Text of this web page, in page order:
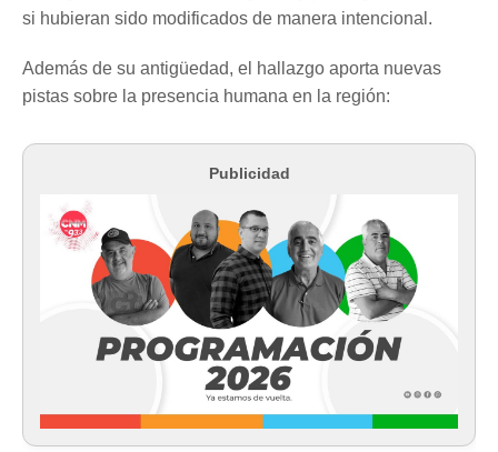
si hubieran sido modificados de manera intencional.
Además de su antigüedad, el hallazgo aporta nuevas
pistas sobre la presencia humana en la región:
Publicidad